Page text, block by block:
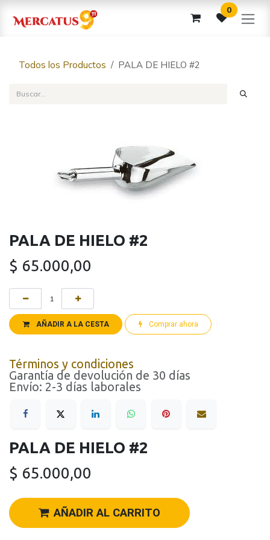
0
Todos los Productos PALA DE HIELO #2
PALA DE HIELO #2
$ 65.000,00
AÑADIR A LA CESTA Comprar ahora
Términos y condiciones
Garantía de devolución de 30 días
Envío: 2-3 días laborales
PALA DE HIELO #2
$ 65.000,00
AÑADIR AL CARRITO